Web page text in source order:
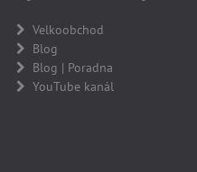
Velkoobchod
Blog
Blog | Poradna
YouTube kanál